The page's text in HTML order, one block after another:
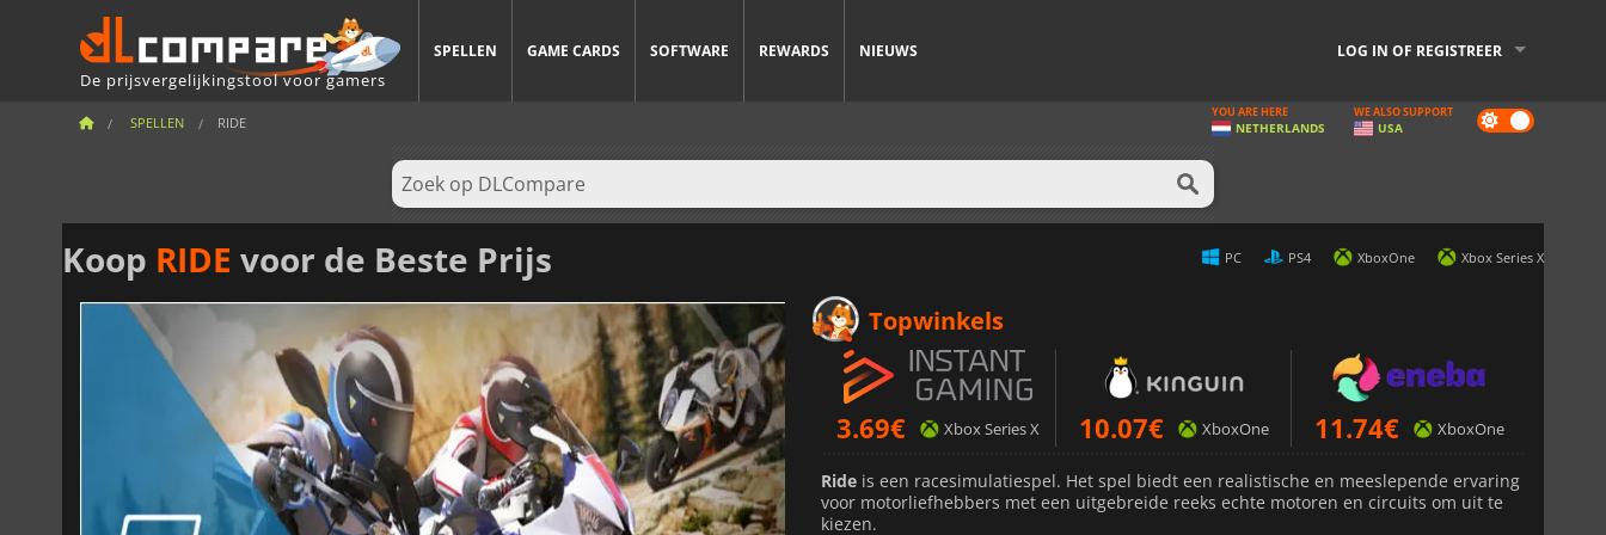
De prijsvergelijkingstool voor gamers
SPELLEN GAME CARDS SOFTWARE REWARDS NIEUWS LOG IN OF REGISTREER
SPELLEN RIDE Dark
mode
YOU ARE HERE
NETHERLANDS
WE ALSO SUPPORT
USA
Koop RIDE voor de Beste Prijs PC PS4 XboxOne Xbox Series X
Topwinkels
3.69€ Xbox Series X 10.07€ XboxOne 11.74€ XboxOne
Ride is een racesimulatiespel. Het spel biedt een realistische en meeslepende ervaring
voor motorliefhebbers met een uitgebreide reeks echte motoren en circuits om uit te
kiezen.